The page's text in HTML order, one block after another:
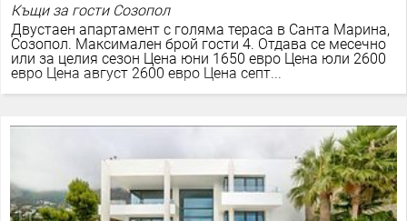
Къщи за гости Созопол
Двустаен апартамент с голяма тераса в Санта Марина,
Созопол. Максимален брой гости 4. Отдава се месечно
или за целия сезон Цена юни 1650 евро Цена юли 2600
евро Цена август 2600 евро Цена септ...